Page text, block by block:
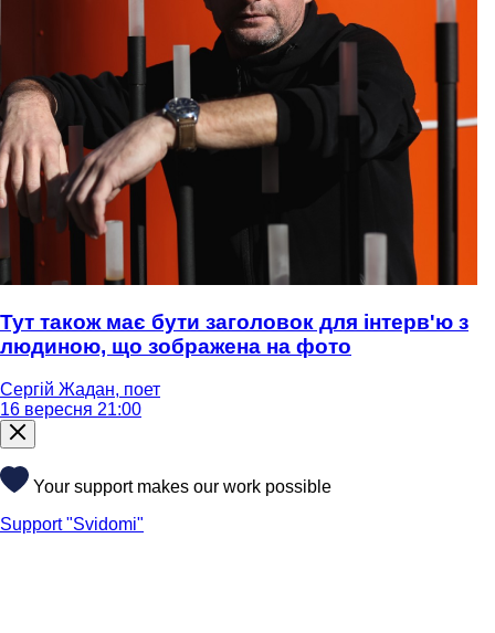
Тут також має бути заголовок для інтерв'ю з
людиною, що зображена на фото
Сергій Жадан, поет
16 вересня 21:00
Your support makes our work possible
Support "Svidomi"